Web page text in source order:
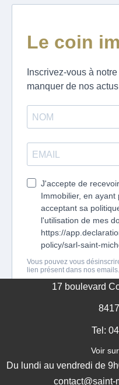
17 boulevard
Tel:
Voir
Du lundi au vendredi de
contact@saint-